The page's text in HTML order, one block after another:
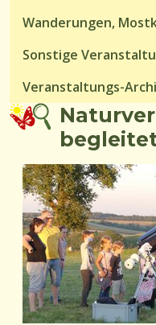
Wanderungen,
Sonstige
Veranstaltungs-